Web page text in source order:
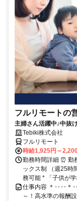
フルリモートの
主婦さん活躍中♪中抜
Tebiki株式会社
フルリモート
時給1,925円～
勤務時間詳細 ⏰
ックス制 （週25時
務可能 * 「子供が
仕事内容 ＊‥‥＊‥
～！高水準の報酬